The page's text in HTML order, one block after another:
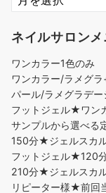
ネイルサロン
ワンカラー1色のみ
ワンカラー/ラメグ
パール/ラメグラデ
フットジェル★ワン
サンプルから選べる
150分★ジェルスカ
フットジェル★120
210分★ジェルスカ
リピーター様★前回